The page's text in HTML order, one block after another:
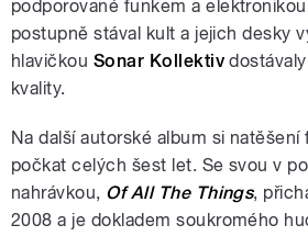
podporované funkem a
postupně stával kult a jejich desky
hlavičkou Sonar Kollektiv
kvality.
Na další autorské album si
počkat celých šest let. Se svou v
nahrávkou, Of All The Things,
2008 a je dokladem soukromého